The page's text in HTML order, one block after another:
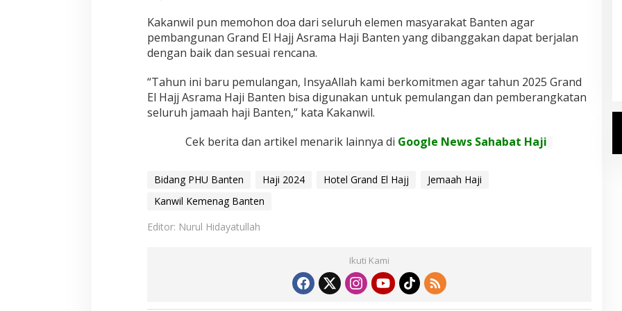
Kakanwil pun memohon doa dari seluruh elemen masyarakat Banten agar
pembangunan Grand El Hajj Asrama Haji Banten yang dibanggakan dapat berjalan
dengan baik dan sesuai rencana.
“Tahun ini baru pemulangan, InsyaAllah kami berkomitmen agar tahun 2025 Grand
El Hajj Asrama Haji Banten bisa digunakan untuk pemulangan dan pemberangkatan
seluruh jamaah haji Banten,” kata Kakanwil.
Cek berita dan artikel menarik lainnya di Google News Sahabat Haji
Bidang PHU Banten Haji 2024 Hotel Grand El Hajj
Jemaah Haji
Kanwil Kemenag Banten
Editor: Nurul Hidayatullah
Ikuti Kami
Kemenhaj Umumkan Daftar